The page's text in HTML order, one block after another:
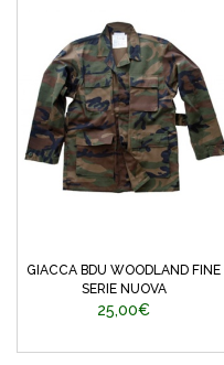
GIACCA BDU WOODLAND FINE
SERIE NUOVA
25,00€